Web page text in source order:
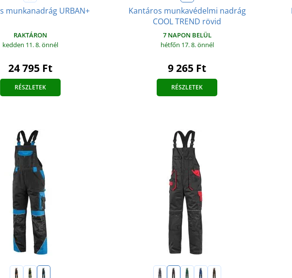
munkanadrág URBAN+
RAKTÁRON
kedden 11. 8.önnél
24 795 Ft
RÉSZLETEK
Kantáros munkavédelmi nadrág
COOL TREND rövid
7 NAPON BELÜL
hétfőn 17. 8.önnél
9 265 Ft
RÉSZLETEK